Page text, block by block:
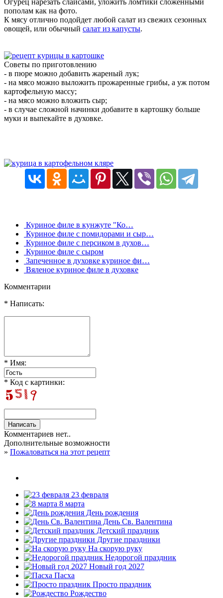
пополам как на фото.
К мясу отлично подойдет любой салат из свежих сезонных
овощей, или обычный салат из капусты.
Советы по приготовлению
- в пюре можно добавить жареный лук;
- на мясо можно выложить прожаренные грибы, а уж потом
картофельную массу;
- на мясо можно вложить сыр;
- в случае сложной начинки добавите в картошку больше
муки и выпекайте в духовке.
Куриное филе в кунжуте "Ко…
Куриное филе с помидорами и сыр…
Куриное филе с персиком в духов…
Куриное филе с сыром
Запеченное в духовке куриное фи…
Вяленое куриное филе в духовке
Комментарии
* Написать:
* Имя:
* Код с картинки:
Комментариев нет..
Дополнительные возможности
» Пожаловаться на этот рецепт
23 февраля
8 марта
День рождения
День Св. Валентина
Детский праздник
Другие праздники
На скорую руку
Недорогой праздник
Новый год 2027
Пасха
Просто праздник
Рождество